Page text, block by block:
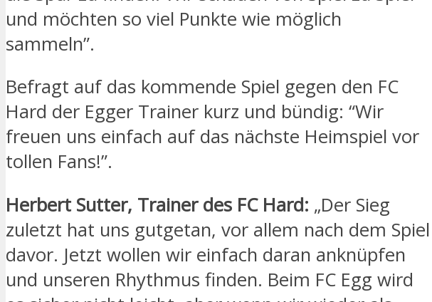
und möchten so viel Punkte wie möglich
sammeln”.
Befragt auf das kommende Spiel gegen den FC
Hard der Egger Trainer kurz und bündig: “Wir
freuen uns einfach auf das nächste Heimspiel vor
tollen Fans!”.
Herbert Sutter, Trainer des FC Hard: „Der Sieg
zuletzt hat uns gutgetan, vor allem nach dem Spiel
davor. Jetzt wollen wir einfach daran anknüpfen
und unseren Rhythmus finden. Beim FC Egg wird